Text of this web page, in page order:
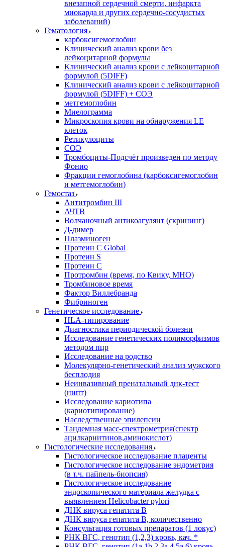
внезапной сердечной смерти, инфаркта
миокарда и других сердечно-сосудистых
заболеваний)
Гематология
карбоксигемоглобин
Клинический анализ крови без
лейкоцитарной формулы
Клинический анализ крови с лейкоцитарной
формулой (5DIFF)
Клинический анализ крови с лейкоцитарной
формулой (5DIFF) + СОЭ
метгемоглобин
Миелограмма
Микроскопия крови на обнаружения LE
клеток
Ретикулоциты
СОЭ
Тромбоциты-Подсчёт произведен по методу
Фонио
Фракции гемоглобина (карбоксигемоглобин
и метгемоглобин)
Гемостаз
Антитромбин III
АЧТВ
Волчаночный антикоагулянт (скрининг)
Д-димер
Плазминоген
Протеин C Global
Протеин S
Протеин С
Протромбин (время, по Квику, МНО)
Тромбиновое время
Фактор Виллебранда
Фибриноген
Генетическое исследование
HLA-типирование
Диагностика периодической болезни
Исследование генетических полиморфизмов
методом пцр
Исследование на родство
Молекулярно-генетический анализ мужского
бесплодия
Неинвазивный пренатальный днк-тест
(нипт)
Исследование кариотипа
(кариотипирование)
Наследственные эпилепсии
Тандемная масс-спектрометрия(спектр
ацилкарнитинов,аминокислот)
Гистологические исследования
Гистологическое исследование плаценты
Гистологическое исследование эндометрия
(в т.ч. пайпель-биопсия)
Гистологическое исследование
эндоскопического материала желудка с
выявлением Helicobacter pylori
ДНК вируса гепатита B
ДНК вируса гепатита B, количественно
Консультация готовых препаратов (1 локус)
РНК ВГC, генотип (1,2,3) кровь, кач. *